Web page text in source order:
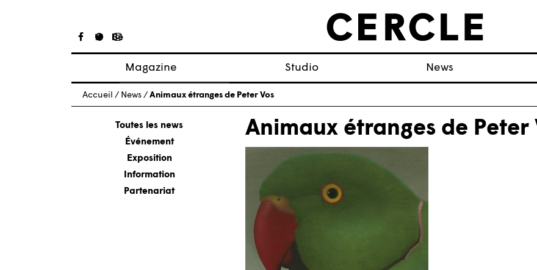
Magazine
Articles
À propos
Numéros
Studio News
Accueil / News / Animaux étranges de Peter Vos
Toutes les news
Événement
Exposition
Information
Partenariat
Animaux étranges de Peter